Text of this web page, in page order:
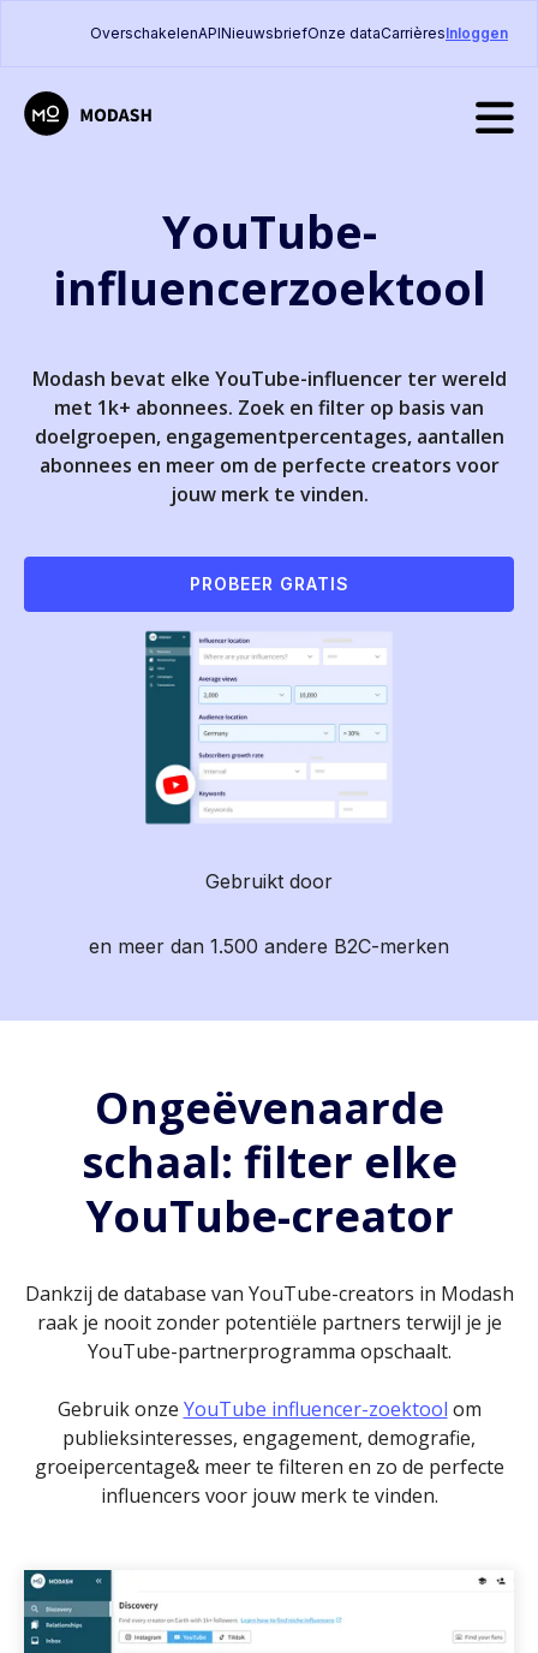
OverschakelenAPINieuwsbriefOnze dataCarrièresInloggen
YouTube-
influencerzoektool
Modash bevat elke YouTube-influencer ter wereld
met 1k+ abonnees. Zoek en filter op basis van
doelgroepen, engagementpercentages, aantallen
abonnees en meer om de perfecte creators voor
jouw merk te vinden.
PROBEER GRATIS
Gebruikt door
en meer dan 1.500 andere B2C-merken
Ongeëvenaarde
schaal: filter elke
YouTube-creator
Dankzij de database van YouTube-creators in Modash
raak je nooit zonder potentiële partners terwijl je je
YouTube-partnerprogramma opschaalt.
Gebruik onze YouTube influencer-zoektool om
publieksinteresses, engagement, demografie,
groeipercentage& meer te filteren en zo de perfecte
influencers voor jouw merk te vinden.